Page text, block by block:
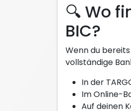
🔍 Wo
BIC?
Wenn du bereits
vollständige
In der
Im Online-
Auf deinen